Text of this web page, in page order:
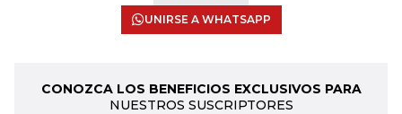
UNIRSE A WHATSAPP
CONOZCA LOS BENEFICIOS EXCLUSIVOS PARA
NUESTROS SUSCRIPTORES